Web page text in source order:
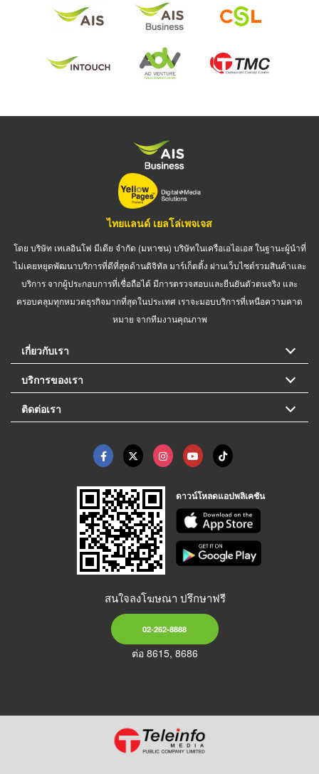
ไทยแลนด์ เยลโล่เพจเจส
โดย บริษัท เทเลอินโฟ มีเดีย จำกัด (มหาชน) บริษัทในเครือเอไอเอส ในฐานะผู้นำที่
ไม่เคยหยุดพัฒนาบริการที่ดีที่สุดด้านดิจิทัล มาร์เก็ตติ้ง ผ่านเว็บไซต์รวมสินค้าและ
บริการ จากผู้ประกอบการที่เชื่อถือได้ มีการตรวจสอบและยืนยันตัวตนจริง และ
ครอบคลุมทุกหมวดธุรกิจมากที่สุดในประเทศ เราจะมอบบริการที่เหนือความคาด
หมาย จากทีมงานคุณภาพ
เกี่ยวกับเรา
บริการของเรา
ติดต่อเรา
ดาวน์โหลดแอปพลิเคชัน
สนใจลงโฆษณา ปรึกษาฟรี
02-262-8888
ต่อ 8615, 8686